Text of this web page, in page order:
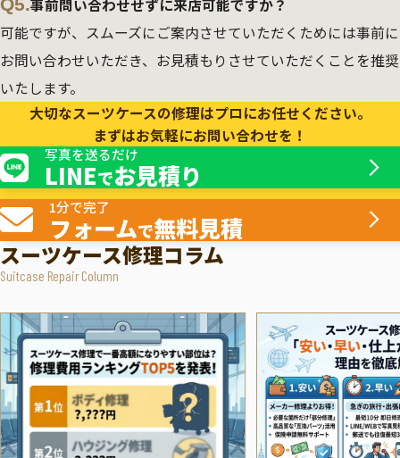
Q5.事前問い合わせせずに来店可能ですか？
可能ですが、スムーズにご案内させていただくためには事前に
お問い合わせいただき、お見積もりさせていただくことを推奨
いたします。
大切なスーツケースの修理はプロにお任せください。
まずはお気軽にお問い合わせを！
写真を送るだけ
LINEでお見積り
1分で完了
フォームで無料見積
スーツケース修理コラム
Suitcase Repair Column